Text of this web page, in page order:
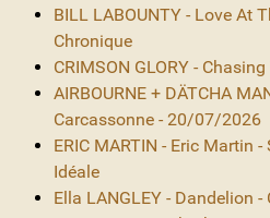
BILL LABOUNTY - Love At
Chronique
CRIMSON GLORY -
AIRBOURNE + DÄTCHA
Carcassonne - 20/07/2026
ERIC MARTIN - Eric Martin
Idéale
Ella LANGLEY - Dandelion -